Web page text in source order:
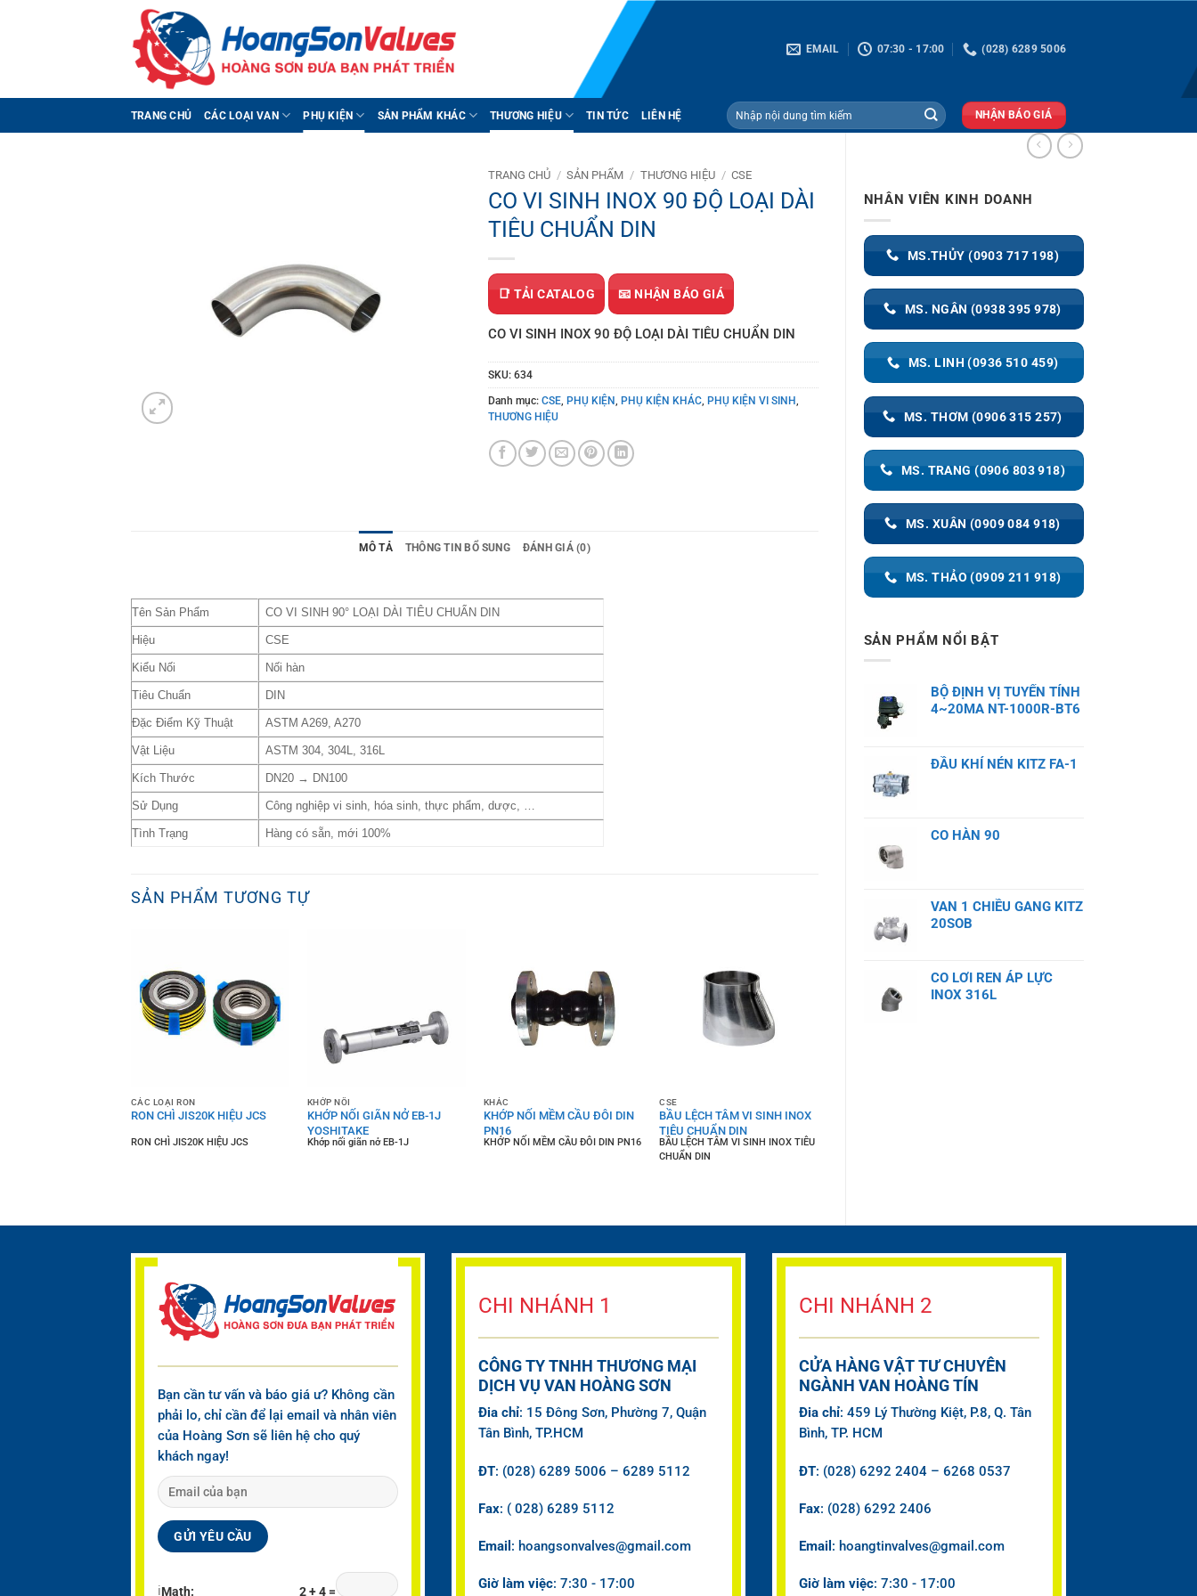
EMAIL 07:30 - 17:00 (028) 6289 5006
TRANG CHỦ CÁC LOẠI VAN PHỤ KIỆN SẢN PHẨM KHÁC THƯƠNG HIỆU TIN TỨC LIÊN HỆ
Tìm
kiếm:
NHẬN BÁO GIÁ
NHÂN VIÊN KINH DOANH
MS.THỦY (0903 717 198)
MS. NGÂN (0938 395 978)
MS. LINH (0936 510 459)
MS. THƠM (0906 315 257)
MS. TRANG (0906 803 918)
MS. XUÂN (0909 084 918)
MS. THẢO (0909 211 918)
SẢN PHẨM NỔI BẬT
BỘ ĐỊNH VỊ TUYẾN TÍNH
4~20MA NT-1000R-BT6
ĐẦU KHÍ NÉN KITZ FA-1
CO HÀN 90
VAN 1 CHIỀU GANG KITZ
20SOB
CO LƠI REN ÁP LỰC
INOX 316L
TRANG CHỦ / SẢN PHẨM / THƯƠNG HIỆU / CSE
CO VI SINH INOX 90 ĐỘ LOẠI DÀI
TIÊU CHUẨN DIN
📑 TẢI CATALOG 📧 NHẬN BÁO GIÁ
CO VI SINH INOX 90 ĐỘ LOẠI DÀI TIÊU CHUẨN DIN
SKU: 634
Danh mục: CSE, PHỤ KIỆN, PHỤ KIỆN KHÁC, PHỤ KIỆN VI SINH,
THƯƠNG HIỆU
MÔ TẢ THÔNG TIN BỔ SUNG ĐÁNH GIÁ (0)
Tên Sản Phẩm CO VI SINH 90° LOẠI DÀI TIÊU CHUẨN DIN
Hiệu CSE
Kiểu Nối Nối hàn
Tiêu Chuẩn DIN
Đặc Điểm Kỹ Thuật ASTM A269, A270
Vật Liệu ASTM 304, 304L, 316L
Kích Thước DN20 → DN100
Sử Dụng Công nghiệp vi sinh, hóa sinh, thực phẩm, dược, …
Tình Trạng Hàng có sẵn, mới 100%
SẢN PHẨM TƯƠNG TỰ
CÁC LOẠI RON
RON CHÌ JIS20K HIỆU JCS
RON CHÌ JIS20K HIỆU JCS
KHỚP NỐI
KHỚP NỐI GIÃN NỞ EB-1J
YOSHITAKE
Khớp nối giãn nở EB-1J
KHÁC
KHỚP NỐI MỀM CẦU ĐÔI DIN
PN16
KHỚP NỐI MỀM CẦU ĐÔI DIN PN16
CSE
BẦU LỆCH TÂM VI SINH INOX
TIÊU CHUẨN DIN
BẦU LỆCH TÂM VI SINH INOX TIÊU
CHUẨN DIN
Bạn cần tư vấn và báo giá ư? Không cần
phải lo, chỉ cần để lại email và nhân viên
của Hoàng Sơn sẽ liên hệ cho quý
khách ngay!
ℹMath: 2 + 4 =
CHI NHÁNH 1
CÔNG TY TNHH THƯƠNG MẠI
DỊCH VỤ VAN HOÀNG SƠN
Đia chỉ: 15 Đông Sơn, Phường 7, Quận
Tân Bình, TP.HCM
ĐT: (028) 6289 5006 – 6289 5112
Fax: ( 028) 6289 5112
Email : hoangsonvalves@gmail.com
Giờ làm việc: 7:30 - 17:00
CHI NHÁNH 2
CỬA HÀNG VẬT TƯ CHUYÊN
NGÀNH VAN HOÀNG TÍN
Đia chỉ: 459 Lý Thường Kiệt, P.8, Q. Tân
Bình, TP. HCM
ĐT: (028) 6292 2404 – 6268 0537
Fax: (028) 6292 2406
Email : hoangtinvalves@gmail.com
Giờ làm việc: 7:30 - 17:00